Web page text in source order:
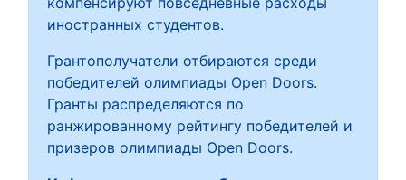
иностранных студентов.
Грантополучатели отбираются среди
победителей олимпиады Open Doors.
Гранты распределяются по
ранжированному рейтингу победителей и
призеров олимпиады Open Doors.